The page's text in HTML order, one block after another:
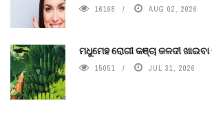
16198 AUG 02, 2026
ମଧୁମେହ ରୋଗୀ କଞ୍ଚା କଳଦୀ
15051 JUL 31, 2026